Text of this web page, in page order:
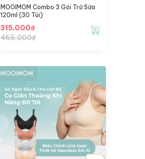
MOOIMOM Combo 3 Gói Trữ Sữa
120ml (30 Túi)
315,000₫
465,000₫